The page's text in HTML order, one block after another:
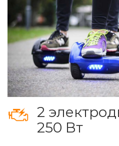
2
250 Вт